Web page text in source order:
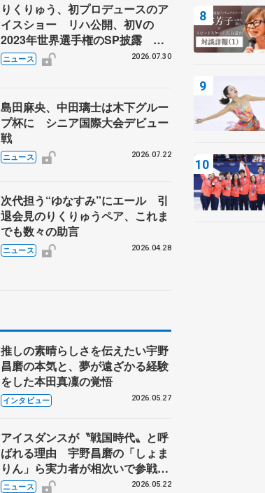
りくりゅう、初プロデュースのア
イスショー リハ公開、初Vの
2023年世界選手権のSP披露 ハ
ゼボロ、チョクベイら豪華メンバ
ーが来日
ニュース 2026.07.30
島田麻央、中田璃士は木下グルー
プ杯に シニア国際大会デビュー
戦
ニュース 2026.07.22
次代担う“ゆなすみ”にエール 引
退会見のりくりゅうペア、これま
でも数々の助言
ニュース 2026.04.28
推しの素晴らしさを伝えたい宇野
昌磨の本気と、夢が遠ざかる経験
をした本田真凜の覚悟
インタビュー 2026.05.27
アイスダンスが〝戦国時代〟と呼
ばれる理由 宇野昌磨の「しょま
りん」ら実力者が相次いで参戦
国内の競争激化
ニュース 2026.05.22